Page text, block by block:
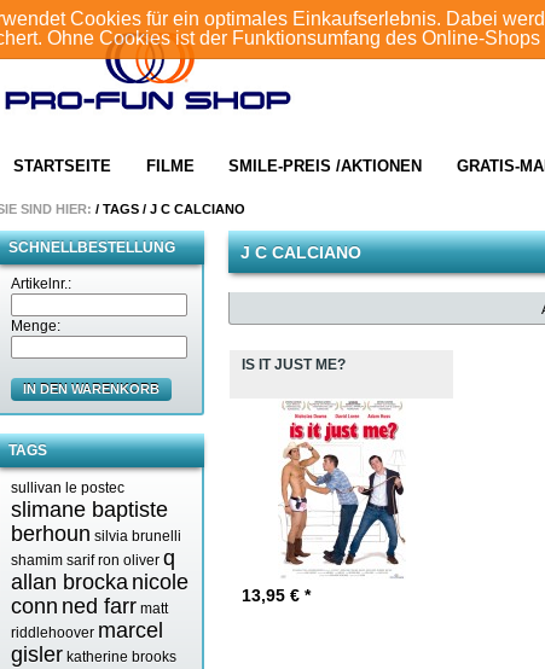
Cookies für ein optimales Einkaufserlebnis. Dabei
Ohne Cookies ist der Funktionsumfang des Online-
STARTSEITE FILME SMILE-PREIS /AKTIONEN GRATIS-
SIND HIER: / TAGS / J C CALCIANO
SCHNELLBESTELLUNG
Artikelnr.:
Menge:
IN DEN WARENKORB
TAGS
sullivan le postec
slimane baptiste
berhoun silvia brunelli
shamim sarif ron oliver q
allan brocka nicole
conn ned farr matt
riddlehoover marcel
gisler katherine brooks
J C CALCIANO
IS IT JUST ME?
13,95 € *